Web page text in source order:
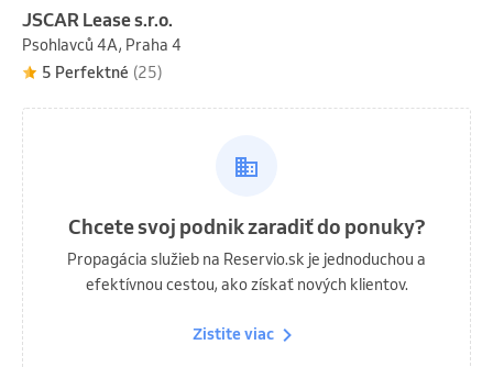
JSCAR Lease s.r.o.
Psohlavců 4A, Praha 4
5 Perfektné (25)
Chcete svoj podnik zaradiť do ponuky?
Propagácia služieb na Reservio.sk je jednoduchou a
efektívnou cestou, ako získať nových klientov.
Zistite viac